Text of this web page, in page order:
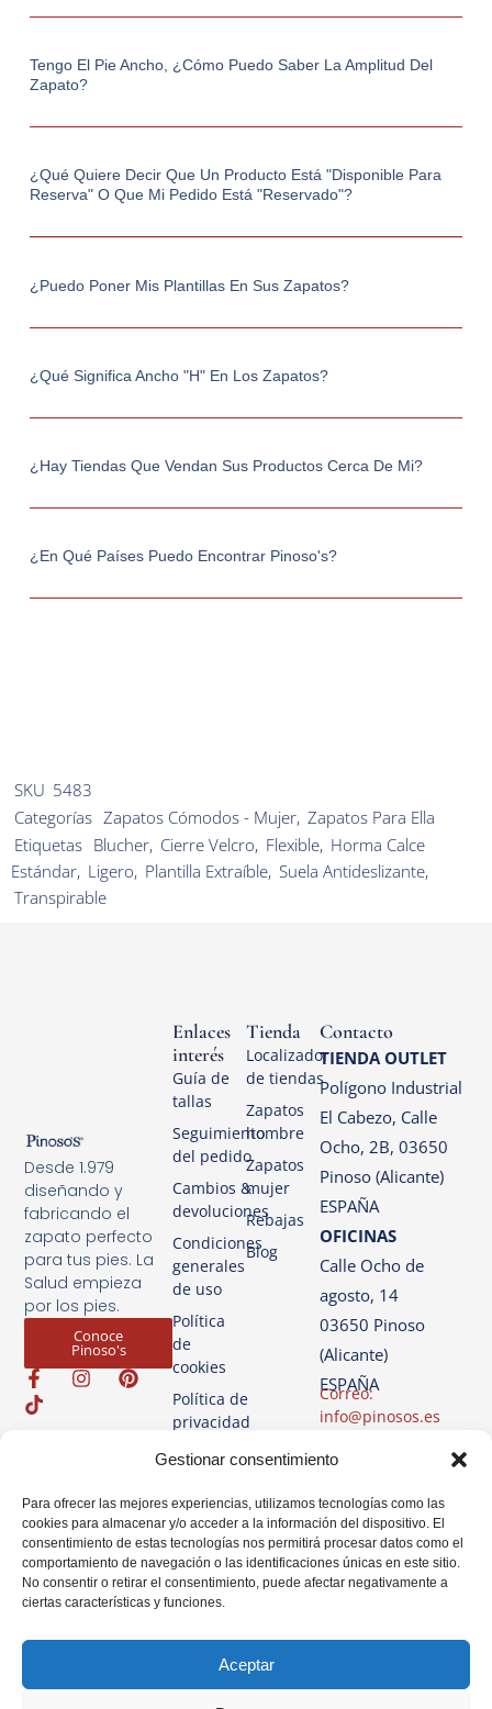
Gestionar consentimiento
Para ofrecer las mejores experiencias, utilizamos tecnologías como las
cookies para almacenar y/o acceder a la información del dispositivo. El
consentimiento de estas tecnologías nos permitirá procesar datos como el
comportamiento de navegación o las identificaciones únicas en este sitio.
No consentir o retirar el consentimiento, puede afectar negativamente a
ciertas características y funciones.
Aceptar
Tengo El Pie Ancho, ¿cómo Puedo Saber La Amplitud Del
Zapato?
¿Qué Quiere Decir Que Un Producto Está "Disponible Para
Reserva" O Que Mi Pedido Está "Reservado"?
¿Puedo Poner Mis Plantillas En Sus Zapatos?
¿Qué Significa Ancho "h" En Los Zapatos?
¿Hay Tiendas Que Vendan Sus Productos Cerca De Mi?
¿En Qué Países Puedo Encontrar Pinoso's?
SKU 5483
Categorías Zapatos Cómodos - Mujer, Zapatos Para Ella
Etiquetas Blucher, Cierre Velcro, Flexible, Horma Calce
Estándar, Ligero, Plantilla Extraíble, Suela Antideslizante,
Transpirable
Desde 1.979
diseñando y
fabricando el
zapato perfecto
para tus pies. La
Salud empieza
por los pies.
Conoce
Pinoso's
Tienda
Localizador
de tiendas
Zapatos
hombre
Zapatos
mujer
Rebajas
Blog
Enlaces
interés
Guía de
tallas
Seguimiento
del pedido
Cambios &
devoluciones
Condiciones
generales
de uso
Política
de
cookies
Política de
privacidad
Aviso
Contacto
TIENDA OUTLET
Polígono Industrial
El Cabezo, Calle
Ocho, 2B, 03650
Pinoso (Alicante)
ESPAÑA
OFICINAS
Calle Ocho de
agosto, 14
03650 Pinoso
(Alicante)
ESPAÑA
Correo:
info@pinosos.es
Teléfono: +34 96 69
70 274
+34 670 387 812
(sólo Whatsapp)
Horario: Lun-Vie de
07:00h a 14:00h